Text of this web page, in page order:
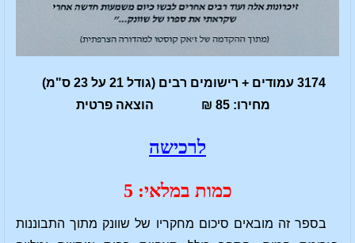
3174 עמודים + רישומים רבים (גודל 21 על 23 ס"מ)
מחירו: 85 ₪ הוצאה פרטית
לרכישה
כמות במלאי: 5
בספר זה מובאים סיכום מחקריו של שוונק מתוך התבוננות